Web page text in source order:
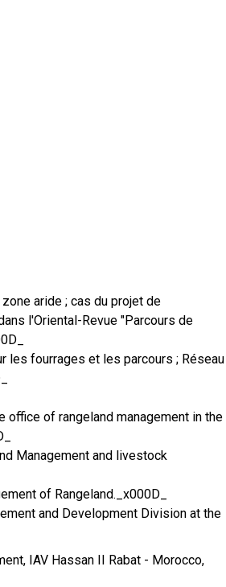
aride ; cas du projet de
l'Oriental-Revue "Parcours de
les fourrages et les parcours ; Réseau
of rangeland management in the
Management and livestock
of Rangeland._x000D_
and Development Division at the
IAV Hassan II Rabat - Morocco,